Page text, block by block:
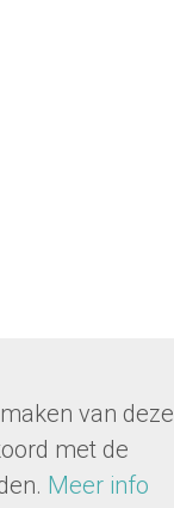
van deze
met de
Meer info